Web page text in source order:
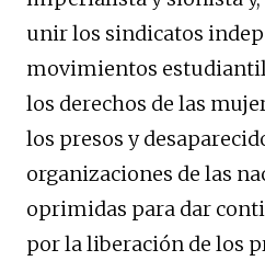
unir los sindicatos
movimientos
los derechos de las
los presos y
organizaciones de las
oprimidas para dar
por la liberación de los